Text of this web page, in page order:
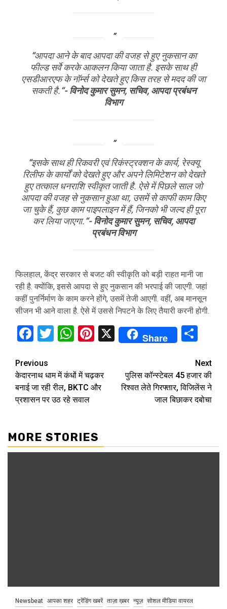
“आपदा आने के बाद आपदा की वजह से हुए नुकसान का
फील्ड सर्वे करके आकलन किया जाता है. इसके साथ ही
एसडीआरएफ के नॉर्म्स को देखते हुए किस तरह से मदद की जा
सकती है.“- विनोद कुमार सुमन, सचिव, आपदा प्रबंधन
विभाग
“इसके साथ ही रिकवरी एवं रिकंस्ट्रक्शन के कार्य, रेस्क्यू
रिलीफ के कार्यों को देखते हुए और अपने लिमिटेशन को देखते
हुए तत्काल धनराशि स्वीकृत जाती है. ऐसे में पिछले साल जो
आपदा की वजह से नुकसान हुआ था, उसमें से काफी काम किए
जा चुके हैं, कुछ काम पाइपलाइन में हैं, जिनको भी जल्द ही पूरा
कर लिया जाएगा.“- विनोद कुमार सुमन, सचिव, आपदा
प्रबंधन विभाग
फिलहाल, केंद्र सरकार से बजट की स्वीकृति को बड़ी राहत मानी जा
रही है. क्योंकि, इससे आपदा से हुए नुकसान की भरपाई की जाएगी. जहां
कहीं पुनर्निर्माण के काम करने होंगे, उसमें तेजी आएगी. वहीं, अब मानसून
सीजन भी आने वाला है. ऐसे में उससे निपटने के लिए तैयारी करनी होगी.
Facebook
Twitter
WhatsApp
Pinterest
X Share
Continue
Reading
Previous
केदारनाथ धाम में कंधों में चढ़कर
बनाई जा रही रील, BKTC और
प्रशासन पर उठ रहे सवाल
Next
पुलिस कॉन्स्टेबल ₹45 हजार की
रिश्वत लेते गिरफ्तार, विजिलेंस ने
जाल बिछाकर दबोचा
MORE STORIES
Newsbeat आपका शहर ट्रेंडिंग खबरें ताज़ा ख़बर न्यूज़ सोशल मीडिया वायरल